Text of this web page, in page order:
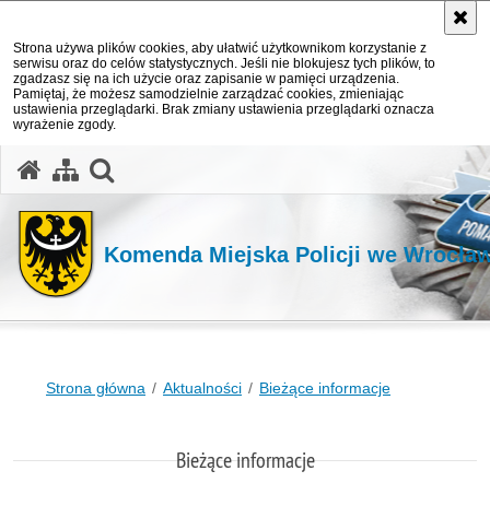
Strona używa plików cookies, aby ułatwić użytkownikom korzystanie z
serwisu oraz do celów statystycznych. Jeśli nie blokujesz tych plików, to
zgadzasz się na ich użycie oraz zapisanie w pamięci urządzenia.
Pamiętaj, że możesz samodzielnie zarządzać cookies, zmieniając
ustawienia przeglądarki. Brak zmiany ustawienia przeglądarki oznacza
wyrażenie zgody.
Komenda Miejska Policji we
Strona główna Aktualności Bieżące informacje
Bieżące informacje